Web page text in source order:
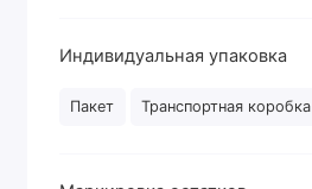
Индивидуальная упаковка
Пакет Транспортная коробка